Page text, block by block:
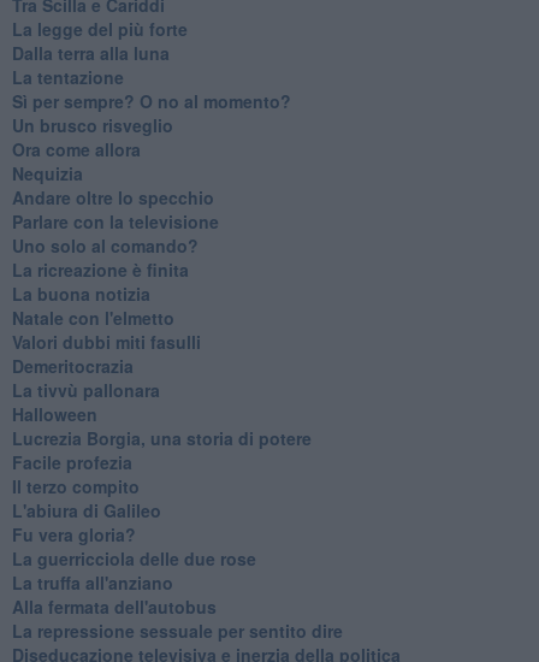
La legge del più forte
Dalla terra alla luna
La tentazione
​Sì per sempre? O no al momento?
Un brusco risveglio
Ora come allora
Nequizia
Andare oltre lo specchio
Parlare con la televisione
Uno solo al comando?
La ricreazione è finita
La buona notizia
Natale con l'elmetto
Valori dubbi miti fasulli
Demeritocrazia
La tivvù pallonara
Halloween
​Lucrezia Borgia, una storia di potere
Facile profezia
Il terzo compito
L'abiura di Galileo
Fu vera gloria?
La guerricciola delle due rose
La truffa all'anziano
Alla fermata dell'autobus
La repressione sessuale per sentito dire
Diseducazione televisiva e inerzia della politica